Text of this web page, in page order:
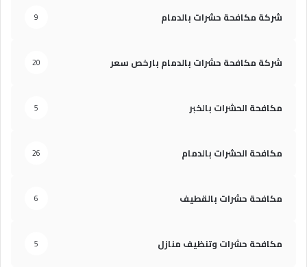
شركة مكافحة حشرات بالدمام 9
شركة مكافحة حشرات بالدمام بارخص سعر 20
مكافحة الحشرات بالخبر 5
مكافحة الحشرات بالدمام 26
مكافحة حشرات بالقطيف 6
مكافحة حشرات وتنظيف منازل 5